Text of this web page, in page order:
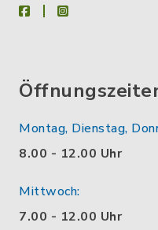
facebookinstagram
Montag, Dienstag,
8.00 - 12.00 Uhr
Mittwoch:
7.00 - 12.00 Uhr